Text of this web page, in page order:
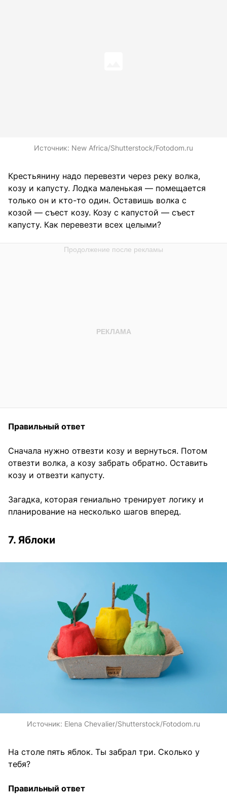
Источник: New Africa/Shutterstock/Fotodom.ru
Крестьянину надо перевезти через реку волка,
козу и капусту. Лодка маленькая — помещается
только он и кто-то один. Оставишь волка с
козой — съест козу. Козу с капустой — съест
капусту. Как перевезти всех целыми?
Правильный ответ
Сначала нужно отвезти козу и вернуться. Потом
отвезти волка, а козу забрать обратно. Оставить
козу и отвезти капусту.
Загадка, которая гениально тренирует логику и
планирование на несколько шагов вперед.
7. Яблоки
Источник: Elena Chevalier/Shutterstock/Fotodom.ru
На столе пять яблок. Ты забрал три. Сколько у
тебя?
Правильный ответ